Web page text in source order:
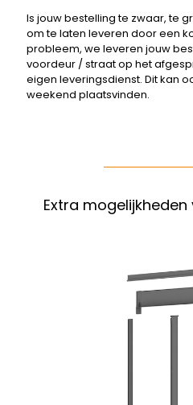
Is jouw bestelling te zwaar, te
om te laten leveren door een
probleem, we leveren jouw
voordeur / straat op het
eigen leveringsdienst. Dit kan
weekend plaatsvinden.
Extra